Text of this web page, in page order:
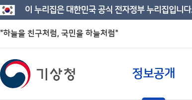
이 누리집은 대한민국 공식 전자정부 누리집입니다.
"하늘을 친구처럼, 국민을 하늘처럼"
정보공개